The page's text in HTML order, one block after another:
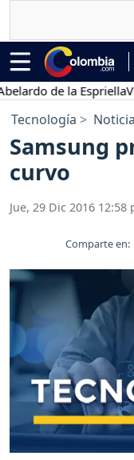
de la Espriella
Tecnología
Samsung
curvo
Jue, 29 Dic 2016 12:58
Comparte en: